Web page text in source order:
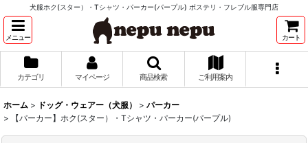
犬服ホク(スター）・Tシャツ・パーカー(パープル) ボステリ・フレブル服専門店
メニュー カート
カテゴリ マイページ 商品検索 ご利用案内
ホーム > ドッグ・ウェアー（犬服） > パーカー
>
【パーカー】ホク(スター）・Tシャツ・パーカー(パープル)